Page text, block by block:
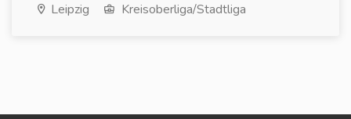
Leipzig Kreisoberliga/Stadtliga